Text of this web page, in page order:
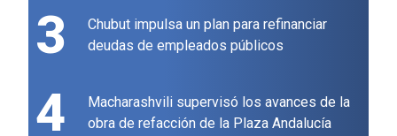
3
Chubut impulsa un plan para refinanciar
deudas de empleados públicos
4
Macharashvili supervisó los avances de la
obra de refacción de la Plaza Andalucía